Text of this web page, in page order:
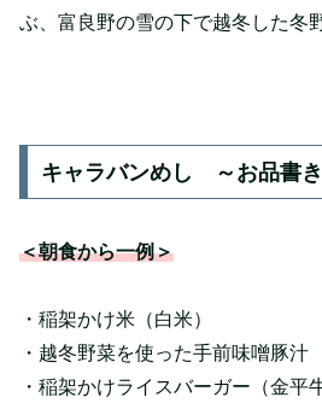
ぶ、富良野の雪の下で越冬した冬
キャラバンめし ～お品書
＜朝食から一例＞
・稲架かけ米（白米）
・越冬野菜を使った手前味噌豚汁
・稲架かけライスバーガー（金平